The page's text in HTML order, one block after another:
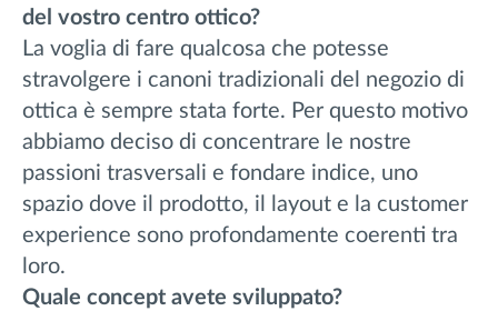
del vostro centro ottico?
La voglia di fare qualcosa che potesse
stravolgere i canoni tradizionali del negozio di
ottica è sempre stata forte. Per questo motivo
abbiamo deciso di concentrare le nostre
passioni trasversali e fondare indice, uno
spazio dove il prodotto, il layout e la customer
experience sono profondamente coerenti tra
loro.
Quale concept avete sviluppato?